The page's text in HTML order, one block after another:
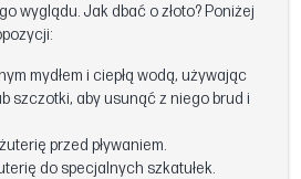
wyglądu. Jak dbać o złoto? Poniżej
mydłem i ciepłą wodą, używając
szczotki, aby usunąć z niego brud i
przed pływaniem.
do specjalnych szkatułek.